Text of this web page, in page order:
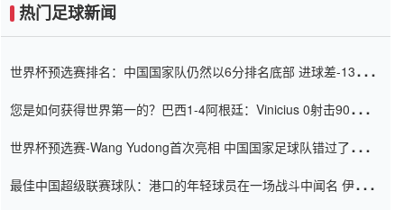
热门足球新闻
世界杯预选赛排名：中国国家队仍然以6分排名底部 进球差-13令人
您是如何获得世界第一的？巴西1-4阿根廷：Vinicius 0射击90分钟
世界杯预选赛-Wang Yudong首次亮相 中国国家足球队错过了世界
最佳中国超级联赛球队：港口的年轻球员在一场战斗中闻名 伊万放